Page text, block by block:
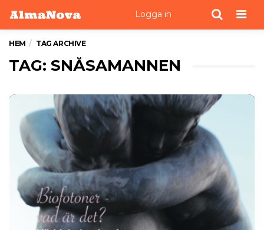
Logga in
HEM TAG ARCHIVE
TAG: SNÅSAMANNEN